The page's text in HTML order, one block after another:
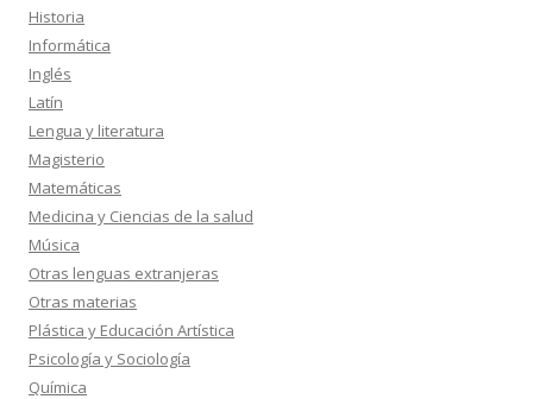
Historia
Informática
Inglés
Latín
Lengua y literatura
Magisterio
Matemáticas
Medicina y Ciencias de la salud
Música
Otras lenguas extranjeras
Otras materias
Plástica y Educación Artística
Psicología y Sociología
Química